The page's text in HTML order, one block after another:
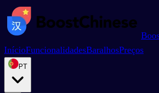
InícioFuncionalidadesBaralhosPreços
PT